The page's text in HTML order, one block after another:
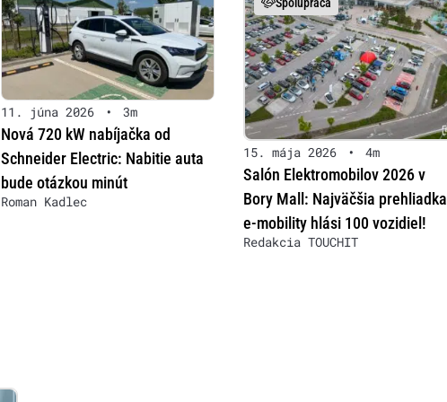
11. júna 2026 • 3m
Nová 720 kW nabíjačka od
Schneider Electric: Nabitie auta
bude otázkou minút
Roman Kadlec
15. mája 2026 • 4m
Salón Elektromobilov 2026 v
Bory Mall: Najväčšia prehliadka
e-mobility hlási 100 vozidiel!
Redakcia TOUCHIT